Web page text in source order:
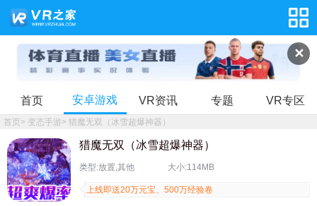
✕
首页 安卓游戏 VR资讯 专题 VR专区
首页> 变态手游> 猎魔无双（冰雪超爆神器）
猎魔无双（冰雪超爆神器）
类型:放置,其他 大小:114MB
上线即送20万元宝、500万经验卷